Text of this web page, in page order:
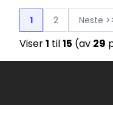
1 2 Neste
Viser1 til15 (av 29